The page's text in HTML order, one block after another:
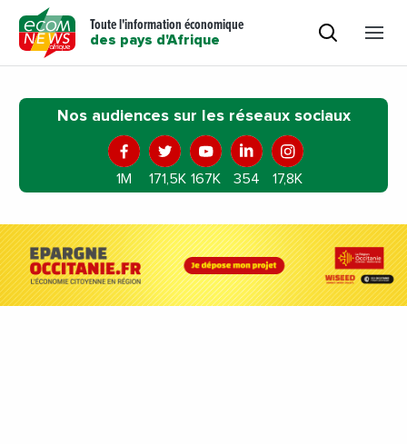
Toute l'information économique
des pays d'Afrique
Nos audiences sur les réseaux sociaux
1M 171,5K 167K 354 17,8K